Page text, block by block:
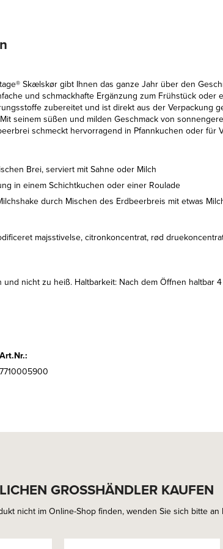
Skælskør gibt Ihnen das ganze Jahr über den
und schmackhafte Ergänzung zum Frühstück
zubereitet und ist direkt aus der Verpackung
seinem süßen und milden Geschmack von
schmeckt hervorragend in Pfannkuchen oder für
Brei, serviert mit Sahne oder Milch
in einem Schichtkuchen oder einer Roulade
durch Mischen des Erdbeerbreis mit etwas
majsstivelse, citronkoncentrat, rød
und nicht zu heiß. Haltbarkeit: Nach dem Öffnen haltbar 4
Art.Nr.:
7710005900
GROSSHÄNDLER KAUFEN
nicht im Online-Shop finden, wenden Sie sich bitte